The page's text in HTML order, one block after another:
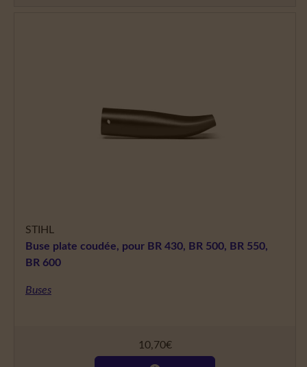
STIHL
Buse plate coudée, pour BR 430, BR 500, BR 550,
BR 600
Buses
10,70€